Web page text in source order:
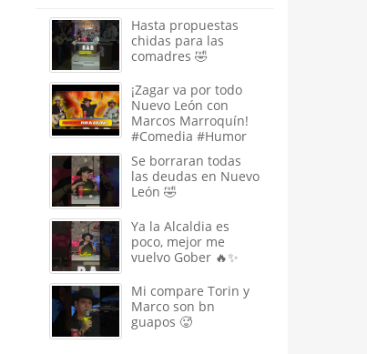
Hasta propuestas
chidas para las
comadres 🤣
¡Zagar va por todo
Nuevo León con
Marcos Marroquín!
#Comedia #Humor
Se borraran todas
las deudas en Nuevo
León 🤣
Ya la Alcaldia es
poco, mejor me
vuelvo Gober 🔥✨
Mi compare Torin y
Marco son bn
guapos 🥵